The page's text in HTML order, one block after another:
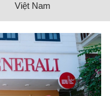
Việt Nam